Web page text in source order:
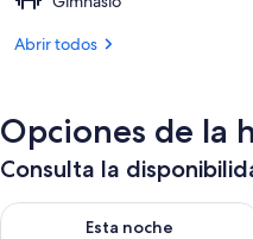
Abrir todos
Opciones de la
Consulta la
Esta noche
Consulta la disponibilidad